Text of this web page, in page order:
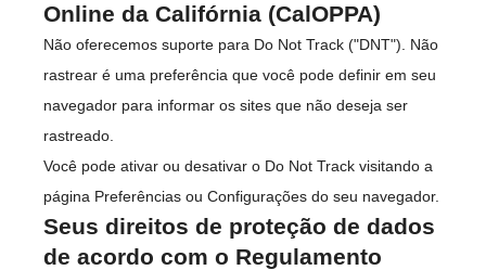
Online da Califórnia (CalOPPA)
Não oferecemos suporte para Do Not Track ("DNT"). Não
rastrear é uma preferência que você pode definir em seu
navegador para informar os sites que não deseja ser
rastreado.
Você pode ativar ou desativar o Do Not Track visitando a
página Preferências ou Configurações do seu navegador.
Seus direitos de proteção de dados
de acordo com o Regulamento